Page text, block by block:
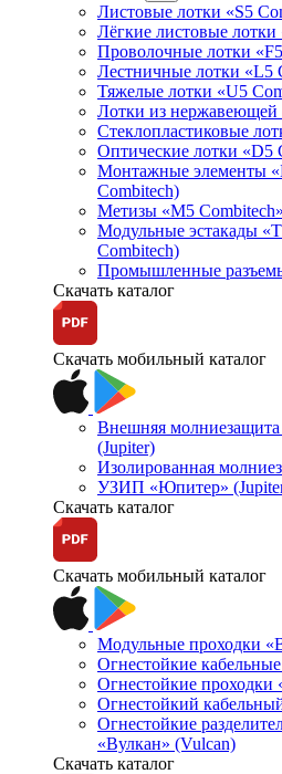
Листовые лотки «S5
Лёгкие листовые лотки
Проволочные лотки
Лестничные лотки «L5
Тяжелые лотки «U5
Лотки из нержавеющей
Стеклопластиковые
Оптические лотки «D5
Монтажные элементы
Combitech)
Метизы «M5 Combitech»
Модульные эстакады
Combitech)
Промышленные
Скачать каталог
Скачать мобильный каталог
Внешняя
(Jupiter)
Изолированная
УЗИП «Юпитер»
Скачать каталог
Скачать мобильный каталог
Модульные проходки
Огнестойкие
Огнестойкие проходки
Огнестойкий
Огнестойкие
«Вулкан» (Vulcan)
Скачать каталог